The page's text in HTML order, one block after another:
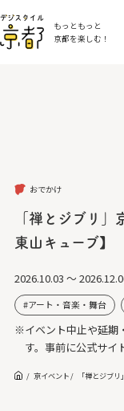
もっともっと
京都を楽しむ！
おでかけ
「禅とジブリ
東山キューブ】
2026.10.03 ～
アート・音楽・舞台
※イベント中止や延期
す。事前に公式サイ
京イベント 「禅とジブ